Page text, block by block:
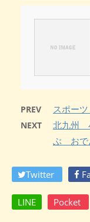
PREV スポー
NEXT
北九州
ぶ お
Twitter
LINE Pocket